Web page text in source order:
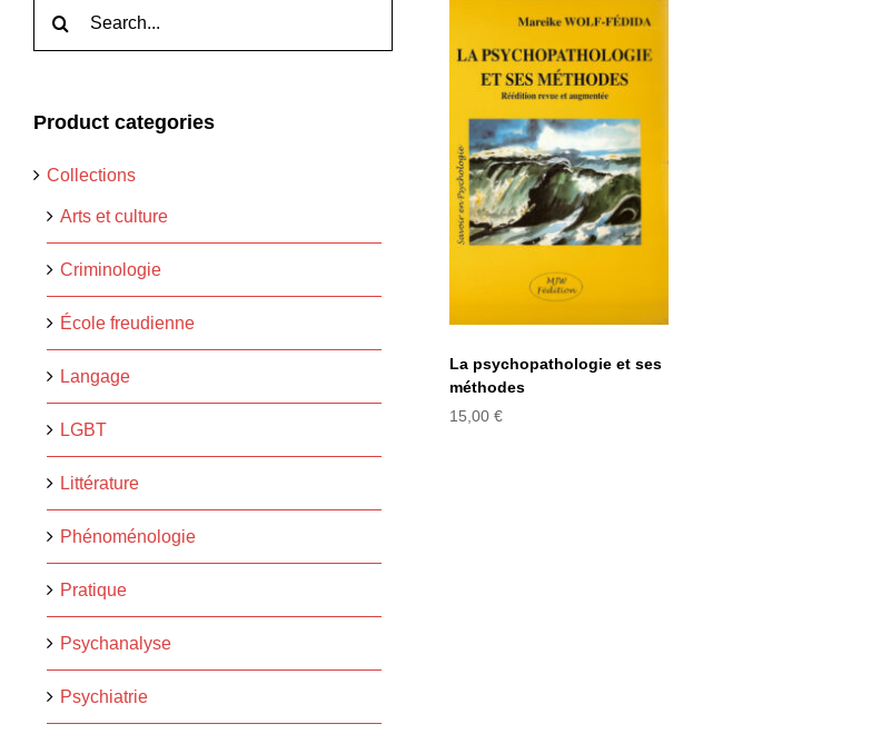
Product categories
Collections
Arts et culture
Criminologie
École freudienne
Langage
LGBT
Littérature
Phénoménologie
Pratique
Psychanalyse
Psychiatrie
La
psychopathologie
et ses méthodes
La psychopathologie et ses
méthodes
15,00 €